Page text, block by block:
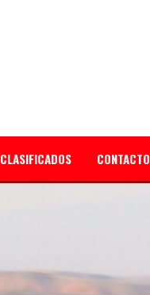
CLASIFICADOS CONTACTO